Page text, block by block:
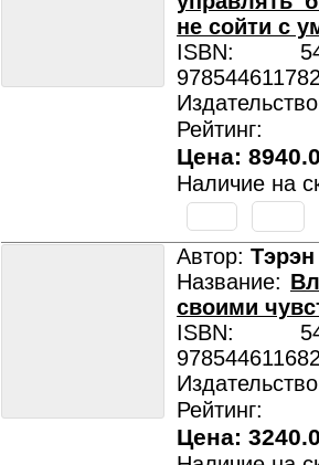
не сойти с
ISBN:
Рейтинг:
Цена:
Наличие на
Автор:
Название:
своими
ISBN:
Рейтинг:
Цена: